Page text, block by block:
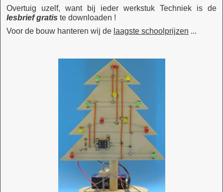
Overtuig uzelf, want bij ieder werkstuk Techniek is de
lesbrief gratis te downloaden !
Voor de bouw hanteren wij de laagste schoolprijzen ...